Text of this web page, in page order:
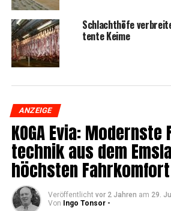
Schlacht­hö­fe
ten­te Keime
ANZEIGE
KOGA Evia:
tech­nik aus dem
höchs­ten Fahrkomfort
Veröffentlicht vor 2 Jahren am 29.
Von Ingo Tonsor -